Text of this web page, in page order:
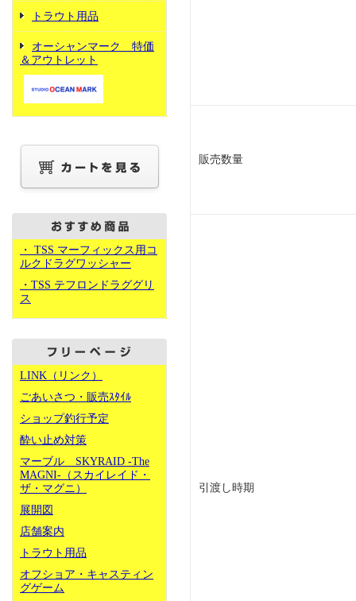
トラウト用品
オーシャンマーク 特価
＆アウトレット
・ TSS マーフィックス用コ
ルクドラグワッシャー
・TSS テフロンドラググリ
ス
LINK（リンク）
ごあいさつ・販売ｽﾀｲﾙ
ショップ釣行予定
酔い止め対策
マーブル SKYRAID -The
MAGNI-（スカイレイド・
ザ・マグニ）
展開図
店舗案内
トラウト用品
オフショア・キャスティン
グゲーム
販売数量
引渡し時期